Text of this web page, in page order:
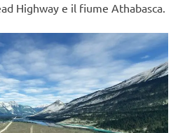
Highway e il fiume Athabasca.